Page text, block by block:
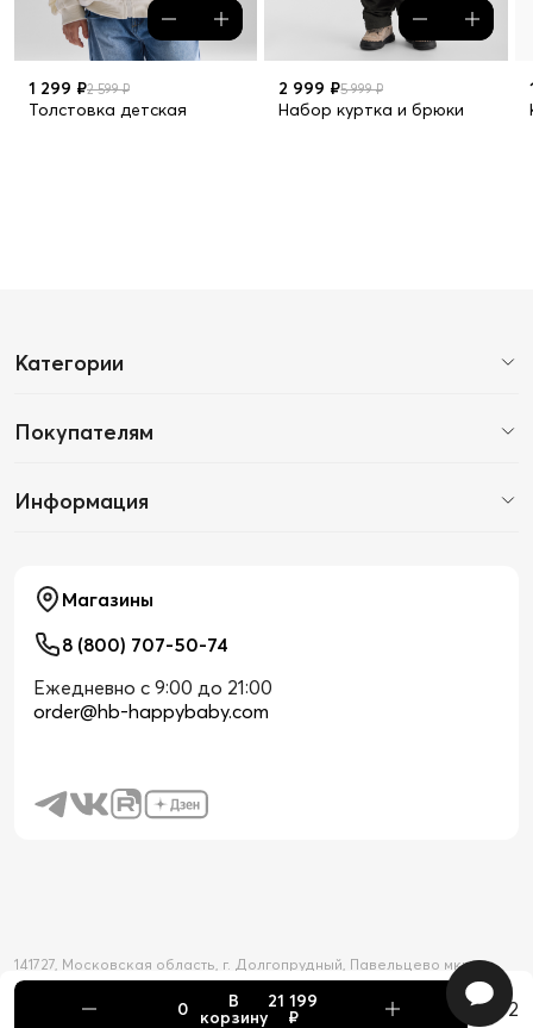
В
корзину
21 199
₽ +2
1 299 ₽2 599 ₽
Толстовка детская
2 999 ₽5 999 ₽
Набор куртка и брюки
Категории
Покупателям
Информация
Магазины
8 (800) 707-50-74
Ежедневно с 9:00 до 21:00
order@hb-happybaby.com
141727, Московская область, г. Долгопрудный, Павельцево мкр-н,
Новое шоссе, д. 56
2026 © Официальный интернет-магазин Happy Baby